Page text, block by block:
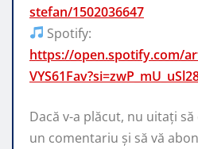
stefan/1502036647
Spotify:
https://open.spotify.com/
Dacă v-a plăcut, nu uitați
un comentariu și să vă